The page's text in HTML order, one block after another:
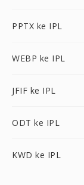
PPTX ke IPL
WEBP ke IPL
JFIF ke IPL
ODT ke IPL
KWD ke IPL